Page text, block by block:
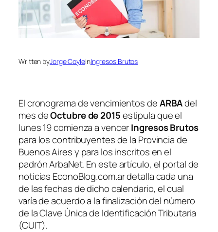
Written byJorge CoyleinIngresos Brutos
El cronograma de vencimientos deARBAdel
mes deOctubre de 2015estipula que el
lunes 19 comienza a vencerIngresos Brutos
para los contribuyentes de la Provincia de
Buenos Aires y para los inscritos en el
padrón ArbaNet. En este artículo, el portal de
noticias EconoBlog.com.ar detalla cada una
de las fechas de dicho calendario, el cual
varía de acuerdo a la finalización del número
de la Clave Única de Identificación Tributaria
(CUIT).